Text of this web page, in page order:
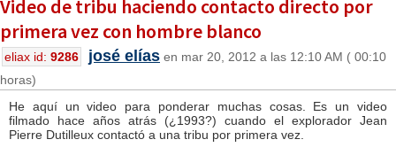
Video de tribu haciendo contacto directo por
primera vez con hombre blanco
eliax id: 9286 josé elías en mar 20, 2012 a las 12:10 AM ( 00:10
horas)
He aquí un video para ponderar muchas cosas. Es un video
filmado hace años atrás (¿1993?) cuando el explorador Jean
Pierre Dutilleux contactó a una tribu por primera vez.